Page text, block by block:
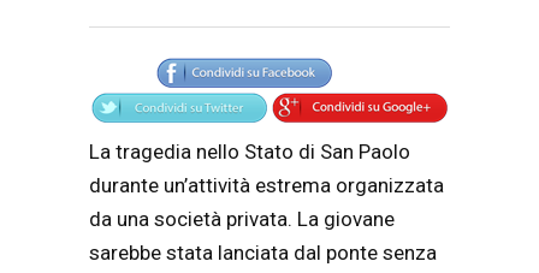
Articolo
Testo articolo principale
La tragedia nello Stato di San Paolo
durante un’attività estrema organizzata
da una società privata. La giovane
sarebbe stata lanciata dal ponte senza